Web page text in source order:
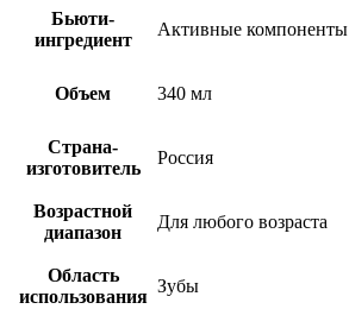
Бьюти-
ингредиент
Активные компоненты
Объем 340 мл
Страна-
изготовитель
Россия
Возрастной
диапазон
Для любого возраста
Область
использования
Зубы